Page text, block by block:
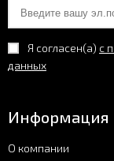
Я согласен(a) с
данных
Информация
О компании